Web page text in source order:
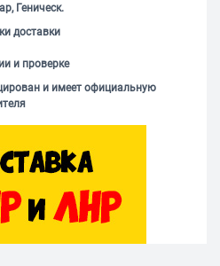
Геническ.
доставки
и проверке
и имеет официальную